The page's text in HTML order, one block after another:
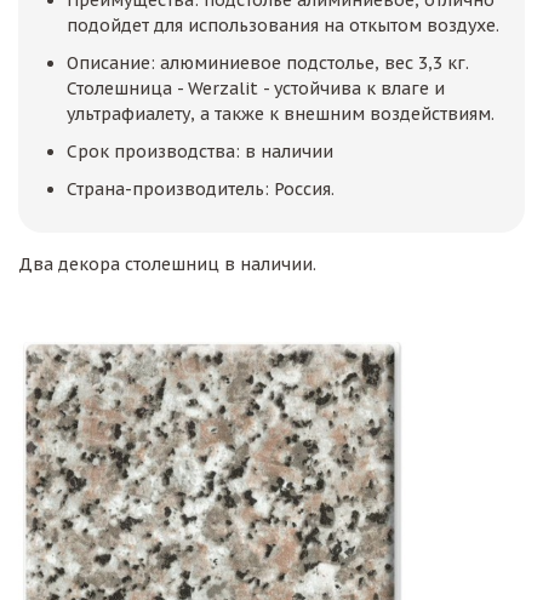
подойдет для использования на откытом воздухе.
Описание: алюминиевое подстолье, вес 3,3 кг.
Столешница - Werzalit - устойчива к влаге и
ультрафиалету, а также к внешним воздействиям.
Срок производства: в наличии
Страна-производитель: Россия.
Два декора столешниц в наличии.